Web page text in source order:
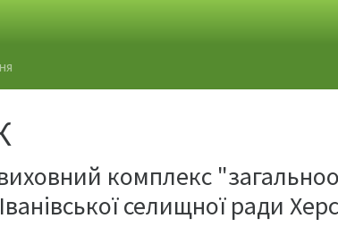
комплекс
селищної ради